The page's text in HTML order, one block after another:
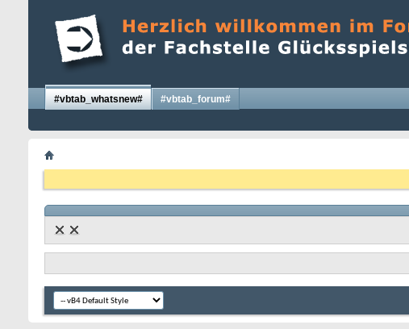
#vbtab_whatsnew# #vbtab_forum#